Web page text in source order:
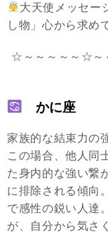
大天使メッセ
し物」心から求め
☆～～～～～☆～
かに座
家族的な結束力の
この場合、他人同
た身内的な強い繋
に排除される傾向
で感性の鋭い人達
が、自分から気さ